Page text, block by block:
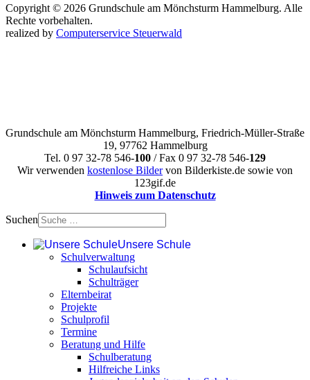
Copyright © 2026 Grundschule am Mönchsturm Hammelburg. Alle
Rechte vorbehalten.
realized by Computerservice Steuerwald
Grundschule am Mönchsturm Hammelburg, Friedrich-Müller-Straße
19, 97762 Hammelburg
Tel. 0 97 32-78 546-100 / Fax 0 97 32-78 546-129
Wir verwenden kostenlose Bildervon Bilderkiste.de sowie von
123gif.de
Hinweis zum Datenschutz
Suchen
Unsere Schule
Schulverwaltung
Schulaufsicht
Schulträger
Elternbeirat
Projekte
Schulprofil
Termine
Beratung und Hilfe
Schulberatung
Hilfreiche Links